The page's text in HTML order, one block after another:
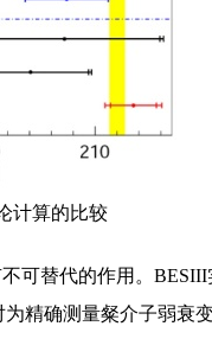
计算的比较
可替代的作用。BESIII
精确测量粲介子弱衰